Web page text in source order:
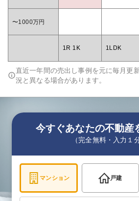
〜1000万円
1R 1K 1LDK
直近一年間の売出し事例を元に毎月更
況と異なる場合があります。
今すぐあなたの不動産
（完全無料・入力１分
マンション 戸建